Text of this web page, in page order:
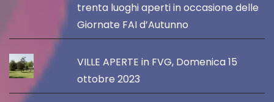
trenta luoghi aperti in occasione delle
Giornate FAI d’Autunno
VILLE APERTE in FVG, Domenica 15
ottobre 2023